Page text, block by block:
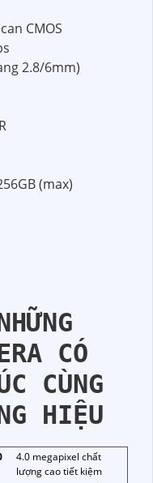
CMOS
2.8/6mm)
(max)
CÓ
CÙNG
HIỆU
4.0 megapixel chất
lượng cao tiết kiệm